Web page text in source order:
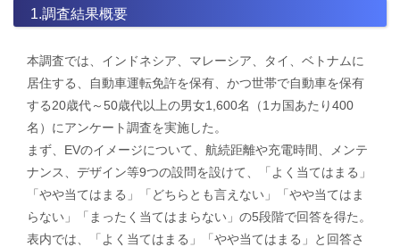
1.調査結果概要
本調査では、インドネシア、マレーシア、タイ、ベトナムに
居住する、自動車運転免許を保有、かつ世帯で自動車を保有
する20歳代～50歳代以上の男女1,600名（1カ国あたり400
名）にアンケート調査を実施した。
まず、EVのイメージについて、航続距離や充電時間、メンテ
ナンス、デザイン等9つの設問を設けて、「よく当てはまる」
「やや当てはまる」「どちらとも言えない」「やや当てはま
らない」「まったく当てはまらない」の5段階で回答を得た。
表内では、「よく当てはまる」「やや当てはまる」と回答さ